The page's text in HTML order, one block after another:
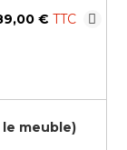
€
meuble)